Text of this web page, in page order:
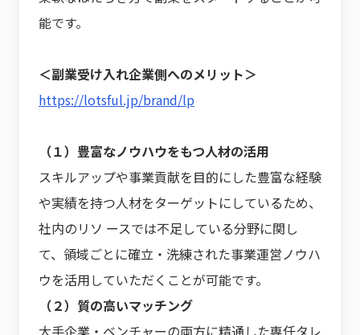
能です。
＜副業受け入れ企業側へのメリット＞
https://lotsful.jp/brand/lp
（１）豊富なノウハウをもつ人材の活用
スキルアップや事業貢献を目的にした豊富な経験
や実績を持つ人材をターゲットにしているため、
社内のリソ ースでは不足している分野に関し
て、領域ごとに確立・洗練された事業運営ノウハ
ウを活用していただくことが可能です。
（２）質の高いマッチング
大手企業・ベンチャーの両方に精通した専任タレ